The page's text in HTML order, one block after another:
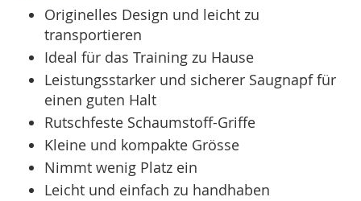
Originelles Design und leicht zu
transportieren
Ideal für das Training zu Hause
Leistungsstarker und sicherer Saugnapf für
einen guten Halt
Rutschfeste Schaumstoff-Griffe
Kleine und kompakte Grösse
Nimmt wenig Platz ein
Leicht und einfach zu handhaben